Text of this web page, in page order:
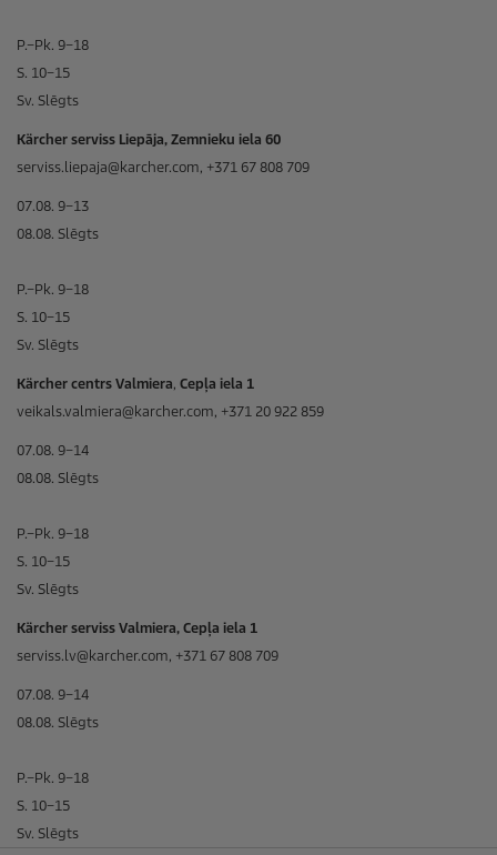
P.–Pk. 9–18
S. 10–15
Sv. Slēgts
Kärcher serviss Liepāja, Zemnieku iela 60
serviss.liepaja@karcher.com, +371 67 808 709
07.08. 9–13
08.08. Slēgts
P.–Pk. 9–18
S. 10–15
Sv. Slēgts
Kärcher centrs Valmiera, Cepļa iela 1
veikals.valmiera@karcher.com, +371 20 922 859
07.08. 9–14
08.08. Slēgts
P.–Pk. 9–18
S. 10–15
Sv. Slēgts
Kärcher serviss Valmiera, Cepļa iela 1
serviss.lv@karcher.com, +371 67 808 709
07.08. 9–14
08.08. Slēgts
P.–Pk. 9–18
S. 10–15
Sv. Slēgts